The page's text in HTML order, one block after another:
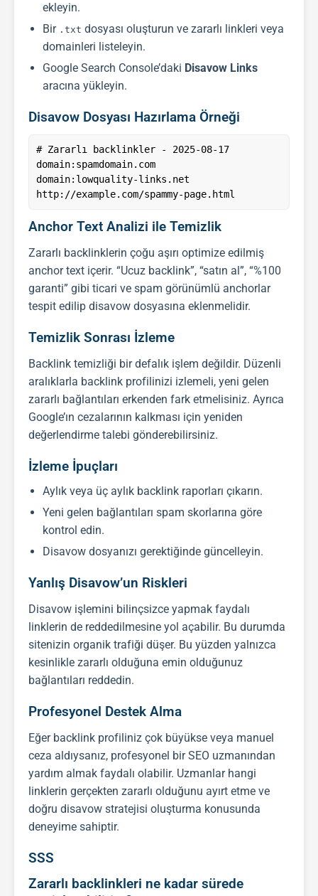
ekleyin.
Bir .txt dosyası oluşturun ve zararlı linkleri veya
domainleri listeleyin.
Google Search Console’daki Disavow Links
aracına yükleyin.
Disavow Dosyası Hazırlama Örneği
# Zararlı backlinkler - 2025-08-17
domain:spamdomain.com
domain:lowquality-links.net
Anchor Text Analizi ile Temizlik
Zararlı backlinklerin çoğu aşırı optimize edilmiş
anchor text içerir. “Ucuz backlink”, “satın al”, “%100
garanti” gibi ticari ve spam görünümlü anchorlar
tespit edilip disavow dosyasına eklenmelidir.
Temizlik Sonrası İzleme
Backlink temizliği bir defalık işlem değildir. Düzenli
aralıklarla backlink profilinizi izlemeli, yeni gelen
zararlı bağlantıları erkenden fark etmelisiniz. Ayrıca
Google’ın cezalarının kalkması için yeniden
değerlendirme talebi gönderebilirsiniz.
İzleme İpuçları
Aylık veya üç aylık backlink raporları çıkarın.
Yeni gelen bağlantıları spam skorlarına göre
kontrol edin.
Disavow dosyanızı gerektiğinde güncelleyin.
Yanlış Disavow’un Riskleri
Disavow işlemini bilinçsizce yapmak faydalı
linklerin de reddedilmesine yol açabilir. Bu durumda
sitenizin organik trafiği düşer. Bu yüzden yalnızca
kesinlikle zararlı olduğuna emin olduğunuz
bağlantıları reddedin.
Profesyonel Destek Alma
Eğer backlink profiliniz çok büyükse veya manuel
ceza aldıysanız, profesyonel birSEO uzmanından
yardım almak faydalı olabilir. Uzmanlar hangi
linklerin gerçekten zararlı olduğunu ayırt etme ve
doğru disavow stratejisi oluşturma konusunda
deneyime sahiptir.
SSS
Zararlı backlinkleri ne kadar sürede